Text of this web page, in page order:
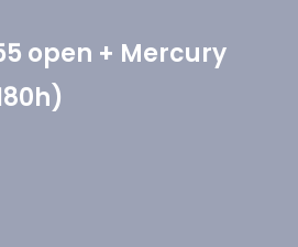
open + Mercury